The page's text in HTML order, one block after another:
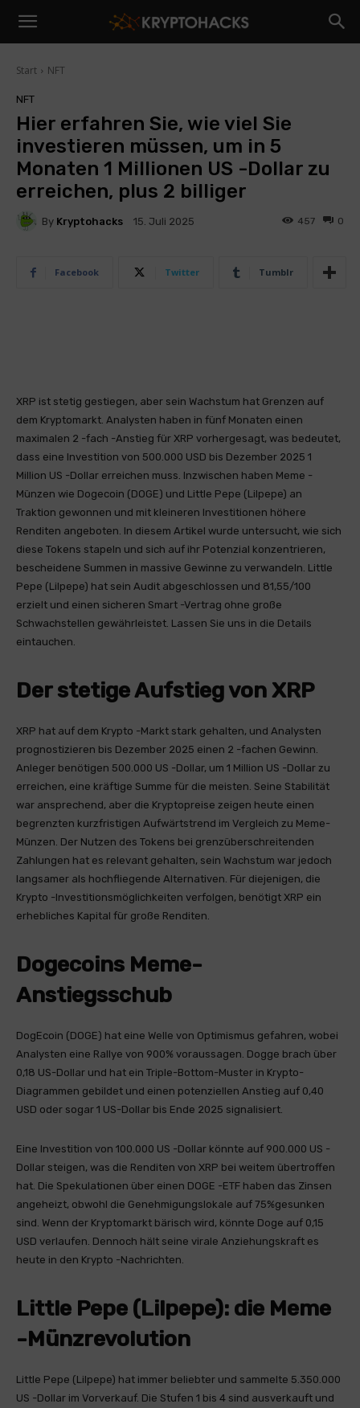
Start NFT
NFT
Hier erfahren Sie, wie viel Sie
investieren müssen, um in 5
Monaten 1 Millionen US -Dollar zu
erreichen, plus 2 billiger
By Kryptohacks 15. Juli 2025 0
457
Facebook Twitter Tumblr
XRP ist stetig gestiegen, aber sein Wachstum hat Grenzen auf
dem Kryptomarkt. Analysten haben in fünf Monaten einen
maximalen 2 -fach -Anstieg für XRP vorhergesagt, was bedeutet,
dass eine Investition von 500.000 USD bis Dezember 2025 1
Million US -Dollar erreichen muss. Inzwischen haben Meme -
Münzen wie Dogecoin (DOGE) und Little Pepe (Lilpepe) an
Traktion gewonnen und mit kleineren Investitionen höhere
Renditen angeboten. In diesem Artikel wurde untersucht, wie sich
diese Tokens stapeln und sich auf ihr Potenzial konzentrieren,
bescheidene Summen in massive Gewinne zu verwandeln. Little
Pepe (Lilpepe) hat sein Audit abgeschlossen und 81,55/100
erzielt und einen sicheren Smart -Vertrag ohne große
Schwachstellen gewährleistet. Lassen Sie uns in die Details
eintauchen.
Der stetige Aufstieg von XRP
XRP hat auf dem Krypto -Markt stark gehalten, und Analysten
prognostizieren bis Dezember 2025 einen 2 -fachen Gewinn.
Anleger benötigen 500.000 US -Dollar, um 1 Million US -Dollar zu
erreichen, eine kräftige Summe für die meisten. Seine Stabilität
war ansprechend, aber die Kryptopreise zeigen heute einen
begrenzten kurzfristigen Aufwärtstrend im Vergleich zu Meme-
Münzen. Der Nutzen des Tokens bei grenzüberschreitenden
Zahlungen hat es relevant gehalten, sein Wachstum war jedoch
langsamer als hochfliegende Alternativen. Für diejenigen, die
Krypto -Investitionsmöglichkeiten verfolgen, benötigt XRP ein
erhebliches Kapital für große Renditen.
Dogecoins Meme-
Anstiegsschub
DogEcoin (DOGE) hat eine Welle von Optimismus gefahren, wobei
Analysten eine Rallye von 900% voraussagen. Dogge brach über
0,18 US-Dollar und hat ein Triple-Bottom-Muster in Krypto-
Diagrammen gebildet und einen potenziellen Anstieg auf 0,40
USD oder sogar 1 US-Dollar bis Ende 2025 signalisiert.
Eine Investition von 100.000 US -Dollar könnte auf 900.000 US -
Dollar steigen, was die Renditen von XRP bei weitem übertroffen
hat. Die Spekulationen über einen DOGE -ETF haben das Zinsen
angeheizt, obwohl die Genehmigungslokale auf 75%gesunken
sind. Wenn der Kryptomarkt bärisch wird, könnte Doge auf 0,15
USD verlaufen. Dennoch hält seine virale Anziehungskraft es
heute in den Krypto -Nachrichten.
Little Pepe (Lilpepe): die Meme
-Münzrevolution
Little Pepe (Lilpepe) hat immer beliebter und sammelte 5.350.000
US -Dollar im Vorverkauf. Die Stufen 1 bis 4 sind ausverkauft und